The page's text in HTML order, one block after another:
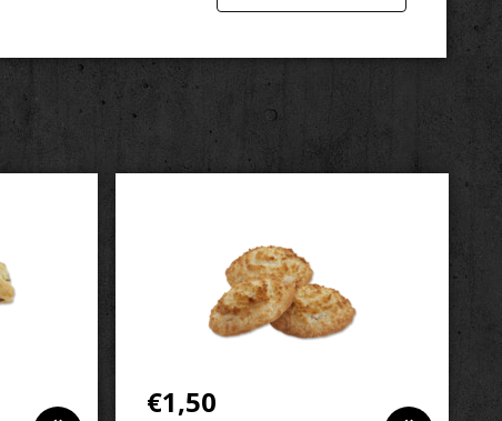
€1,50